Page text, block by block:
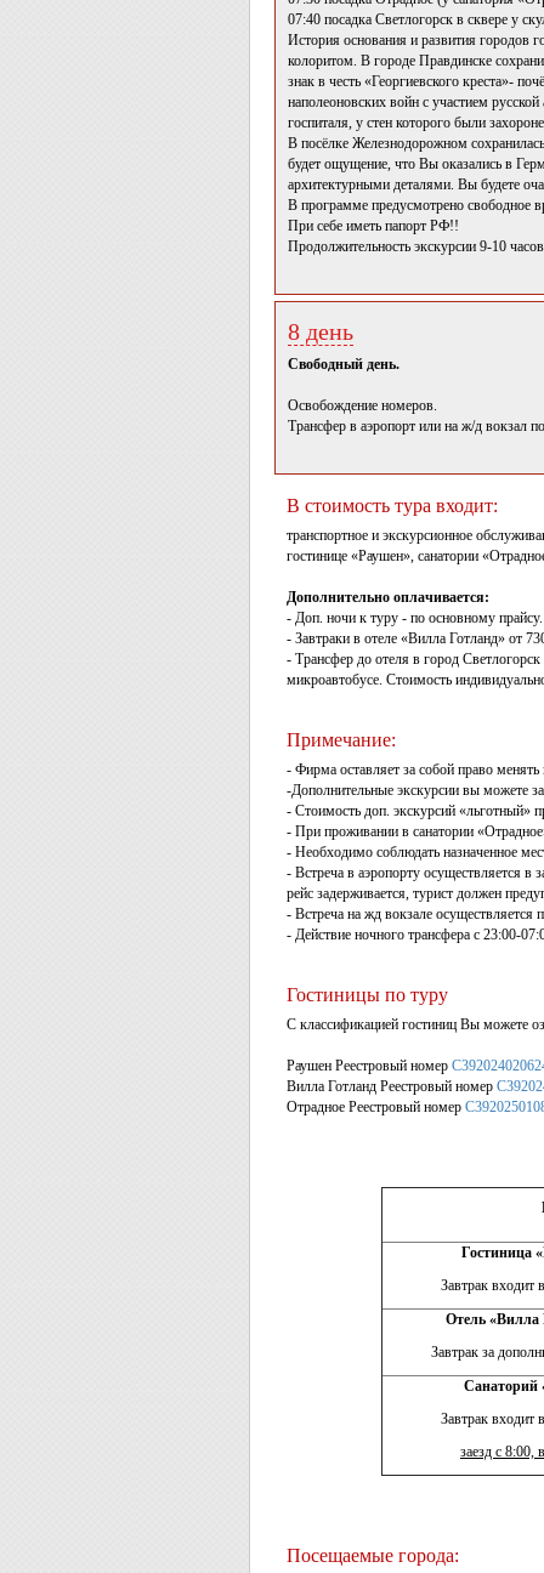
07:40 посадка Светлогорск в сквере у
История основания и развития городов
колоритом. В городе Правдинске
знак в честь «Георгиевского креста»-
наполеоновских войн с участием
госпиталя, у стен которого были
В посёлке Железнодорожном
будет ощущение, что Вы оказались в
архитектурными деталями. Вы будете
В программе предусмотрено свободное
При себе иметь папорт РФ!!
Продолжительность экскурсии 9-10 часов
8 день
Свободный день.
Освобождение номеров.
Трансфер в аэропорт или на ж/д вокзал
В стоимость тура входит:
транспортное и экскурсионное
гостинице «Раушен», санатории
Дополнительно оплачивается:
- Доп. ночи к туру - по основному прайсу.
- Завтраки в отеле «Вилла Готланд» от
- Трансфер до отеля в город
микроавтобусе. Стоимость
Примечание:
- Фирма оставляет за собой право
-Дополнительные экскурсии вы можете
- Стоимость доп. экскурсий «льготный»
- При проживании в санатории
- Необходимо соблюдать назначенное
- Встреча в аэропорту осуществляется в
рейс задерживается, турист должен
- Встреча на жд вокзале осуществляется
- Действие ночного трансфера с 23:00-
Гостиницы по туру
С классификацией гостиниц Вы можете
Раушен Реестровый номер
Вилла Готланд Реестровый номер
Отрадное Реестровый номер
Гостиница
Завтрак входит
Отель «Вилла
Завтрак за
Санаторий
Завтрак входит
заезд с 8:00,
Посещаемые города: